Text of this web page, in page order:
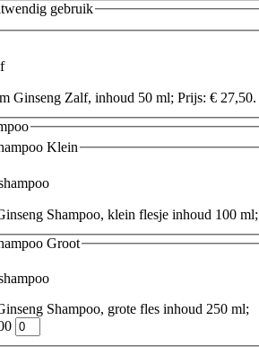
gebruik
Ginseng Zalf, inhoud 50 ml; Prijs: € 27,50.
Klein
Groot
Shampoo, grote fles inhoud 250 ml;